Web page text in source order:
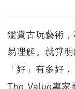
鑑賞古玩藝術
易理解。就算
「好」有多好
The Value專家